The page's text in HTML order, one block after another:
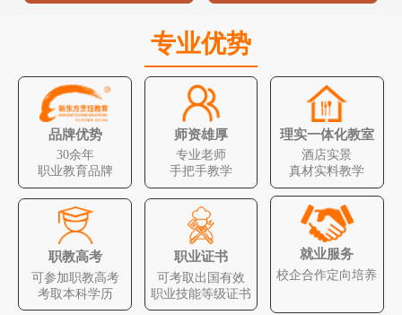
专业优势
品牌优势
30余年
职业教育品牌
师资雄厚
专业老师
手把手教学
理实一体化教室
酒店实景
真材实料教学
职教高考
可参加职教高考
考取本科学历
职业证书
可考取出国有效
职业技能等级证书
就业服务
校企合作定向培养